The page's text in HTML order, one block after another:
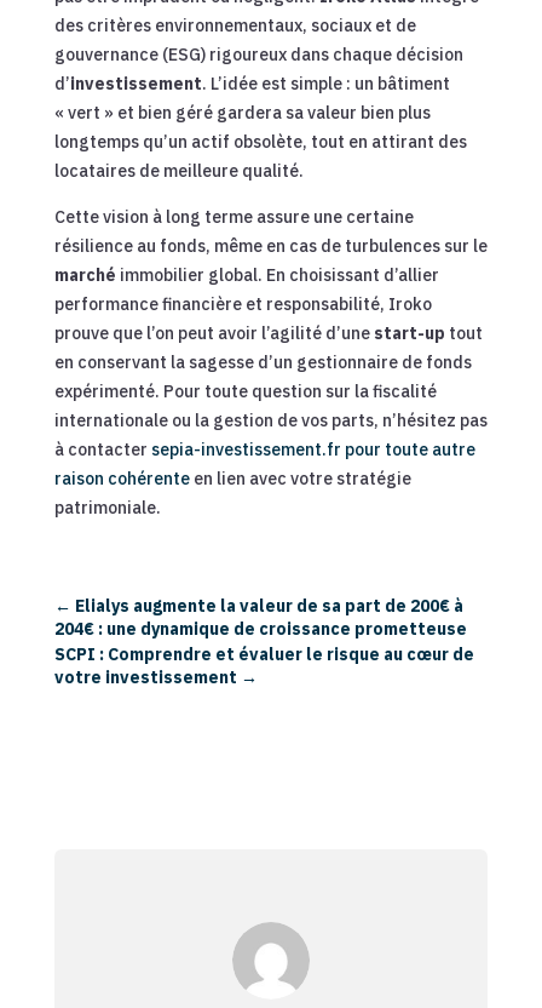
des critères environnementaux, sociaux et de
gouvernance (ESG) rigoureux dans chaque décision
d’investissement. L’idée est simple : un bâtiment
« vert » et bien géré gardera sa valeur bien plus
longtemps qu’un actif obsolète, tout en attirant des
locataires de meilleure qualité.
Cette vision à long terme assure une certaine
résilience au fonds, même en cas de turbulences sur le
marché immobilier global. En choisissant d’allier
performance financière et responsabilité, Iroko
prouve que l’on peut avoir l’agilité d’une start-up tout
en conservant la sagesse d’un gestionnaire de fonds
expérimenté. Pour toute question sur la fiscalité
internationale ou la gestion de vos parts, n’hésitez pas
à contacter sepia-investissement.fr pour toute autre
raison cohérenteen lien avec votre stratégie
patrimoniale.
← Elialys augmente la valeur de sa part de 200€ à
204€ : une dynamique de croissance prometteuse
SCPI : Comprendre et évaluer le risque au cœur de
votre investissement →